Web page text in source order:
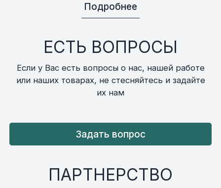
Подробнее
ЕСТЬ ВОПРОСЫ
Если у Вас есть вопросы о нас, нашей работе
или наших товарах, не стесняйтесь и задайте
их нам
Задать вопрос
ПАРТНЕРСТВО